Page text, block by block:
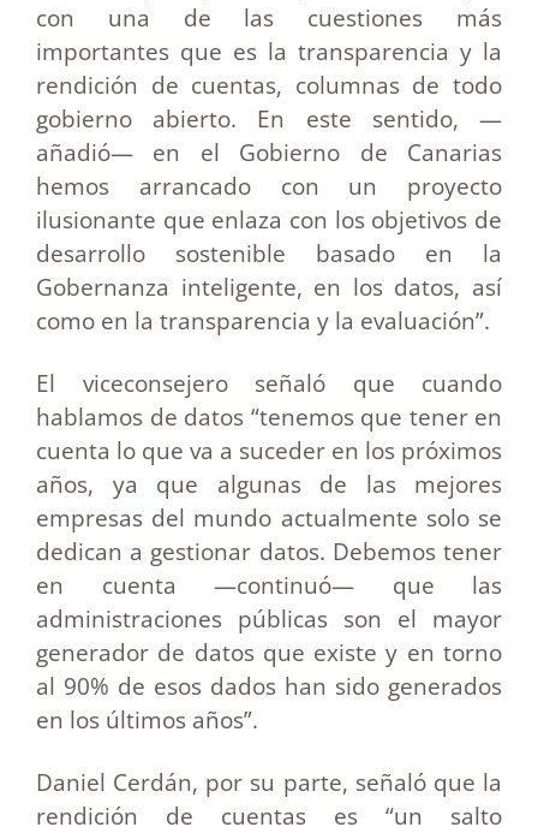
con una de las cuestiones más
importantes que es la transparencia y la
rendición de cuentas, columnas de todo
gobierno abierto. En este sentido, —
añadió— en el Gobierno de Canarias
hemos arrancado con un proyecto
ilusionante que enlaza con los objetivos de
desarrollo sostenible basado en la
Gobernanza inteligente, en los datos, así
como en la transparencia y la evaluación”.
El viceconsejero señaló que cuando
hablamos de datos “tenemos que tener en
cuenta lo que va a suceder en los próximos
años, ya que algunas de las mejores
empresas del mundo actualmente solo se
dedican a gestionar datos. Debemos tener
en cuenta —continuó— que las
administraciones públicas son el mayor
generador de datos que existe y en torno
al 90% de esos dados han sido generados
en los últimos años”.
Daniel Cerdán, por su parte, señaló que la
rendición de cuentas es “un salto